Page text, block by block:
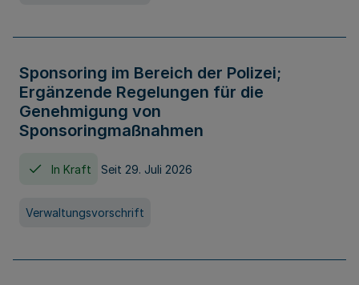
Sponsoring im Bereich der Polizei;
Ergänzende Regelungen für die
Genehmigung von
Sponsoringmaßnahmen
In Kraft Seit 29. Juli 2026
Verwaltungsvorschrift